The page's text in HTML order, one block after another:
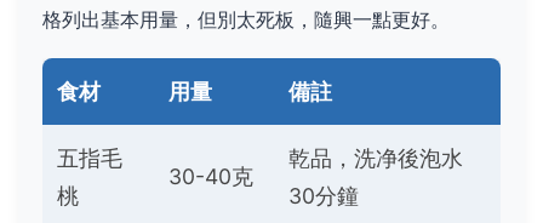
格列出基本用量，但別太死板，隨興一點更好。
食材 用量 備註
五指毛
桃
30-40克
乾品，洗净後泡水
30分鐘